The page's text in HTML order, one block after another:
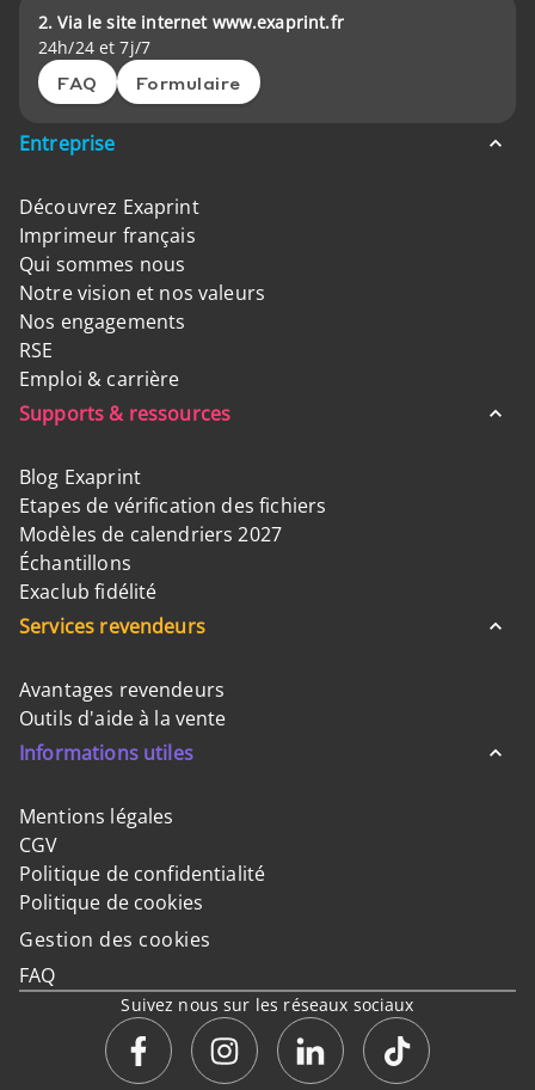
2. Via le site internet www.exaprint.fr
24h/24 et 7j/7
FAQ Formulaire
Entreprise
Découvrez Exaprint
Imprimeur français
Qui sommes nous
Notre vision et nos valeurs
Nos engagements
RSE
Emploi & carrière
Supports & ressources
Blog Exaprint
Etapes de vérification des fichiers
Modèles de calendriers 2027
Échantillons
Exaclub fidélité
Services revendeurs
Avantages revendeurs
Outils d'aide à la vente
Informations utiles
Mentions légales
CGV
Politique de confidentialité
Politique de cookies
Gestion des cookies
FAQ
Suivez nous sur les réseaux sociaux